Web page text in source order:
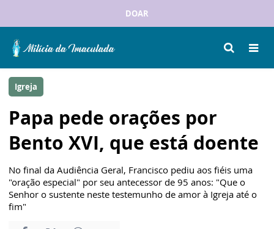
DOAR
Igreja
Papa pede orações por
Bento XVI, que está doente
No final da Audiência Geral, Francisco pediu aos fiéis uma
"oração especial" por seu antecessor de 95 anos: "Que o
Senhor o sustente neste testemunho de amor à Igreja até o
fim"